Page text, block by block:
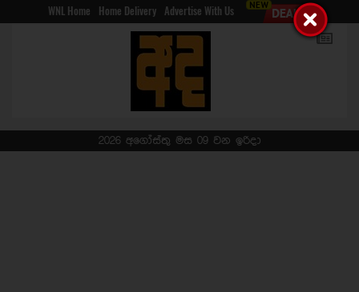
WNL Home Home Delivery Advertise With Us
2026 අගෝස්තු මස 09 වන ඉරිදා